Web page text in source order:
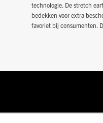
technologie. De stretch
bedekken voor extra
favoriet bij consumenten.